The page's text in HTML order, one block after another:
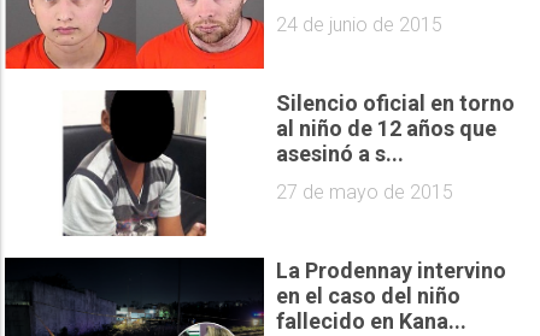
24 de junio de 2015
Silencio oficial en torno
al niño de 12 años que
asesinó a s...
27 de mayo de 2015
La Prodennay intervino
en el caso del niño
fallecido en Kana...